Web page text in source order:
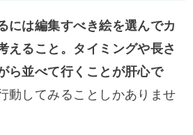
には編集すべき絵を選んでカ
えること。タイミングや長さ
ら並べて行くことが肝心で
動してみることしかありませ